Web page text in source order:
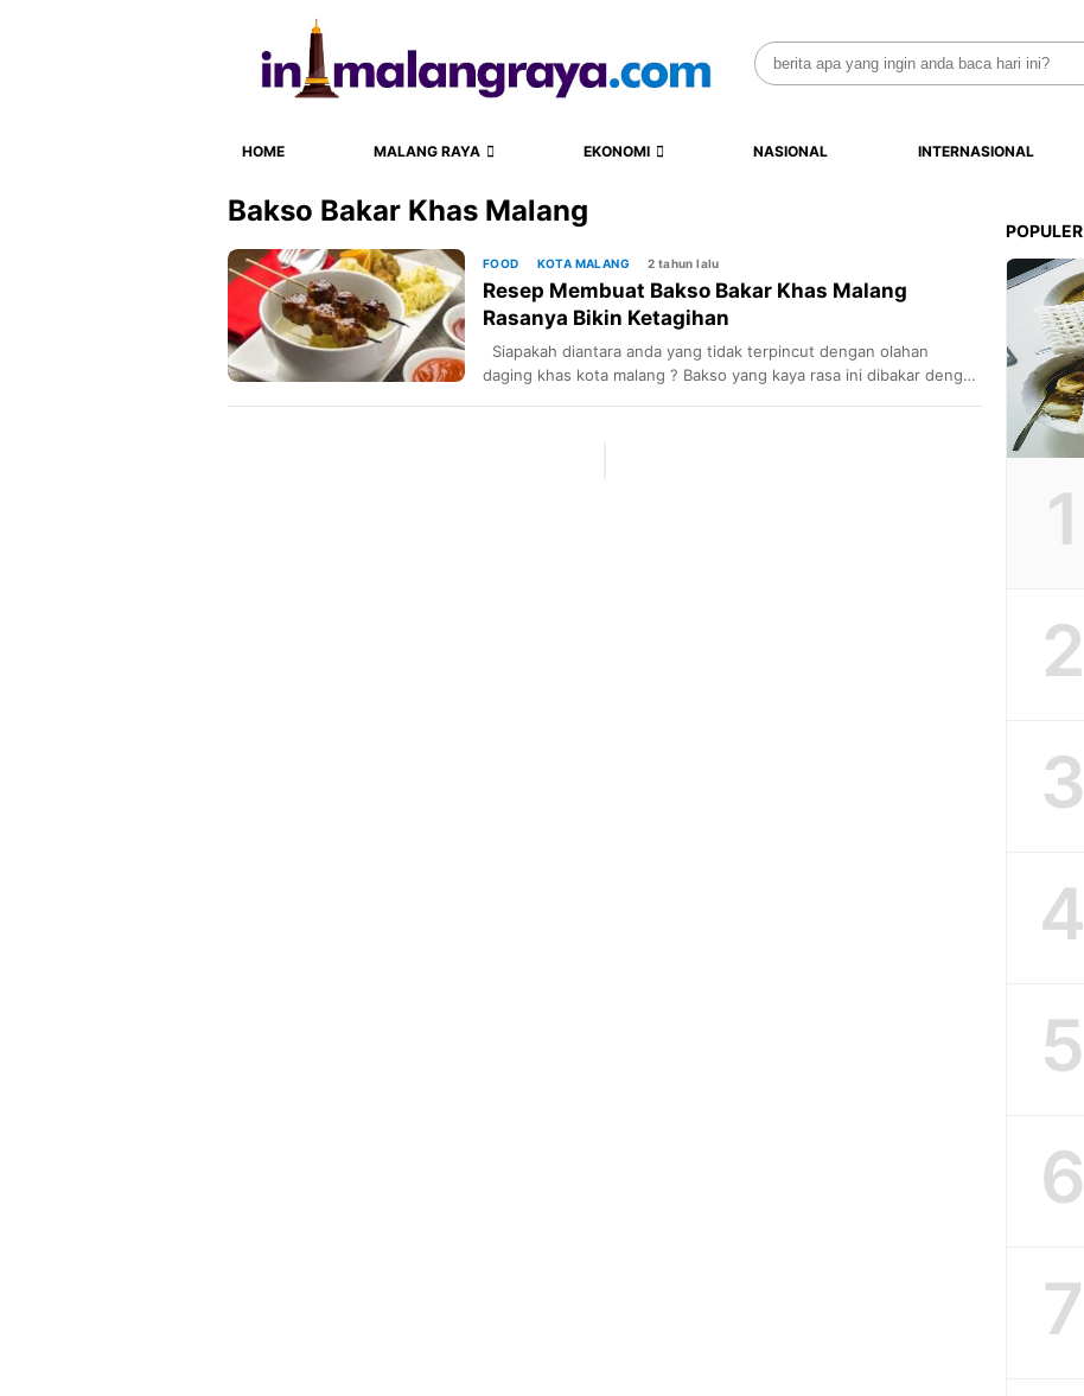
Search
for:
HOME MALANG RAYA EKONOMI NASIONAL INTERNASIONAL
Bakso Bakar Khas Malang
FOOD KOTA MALANG 2 tahun lalu
Resep Membuat Bakso Bakar Khas Malang
Rasanya Bikin Ketagihan
Siapakah diantara anda yang tidak terpincut dengan olahan
daging khas kota malang ? Bakso yang kaya rasa ini dibakar dengan
POPULER
1
2
3
4
5
6
7